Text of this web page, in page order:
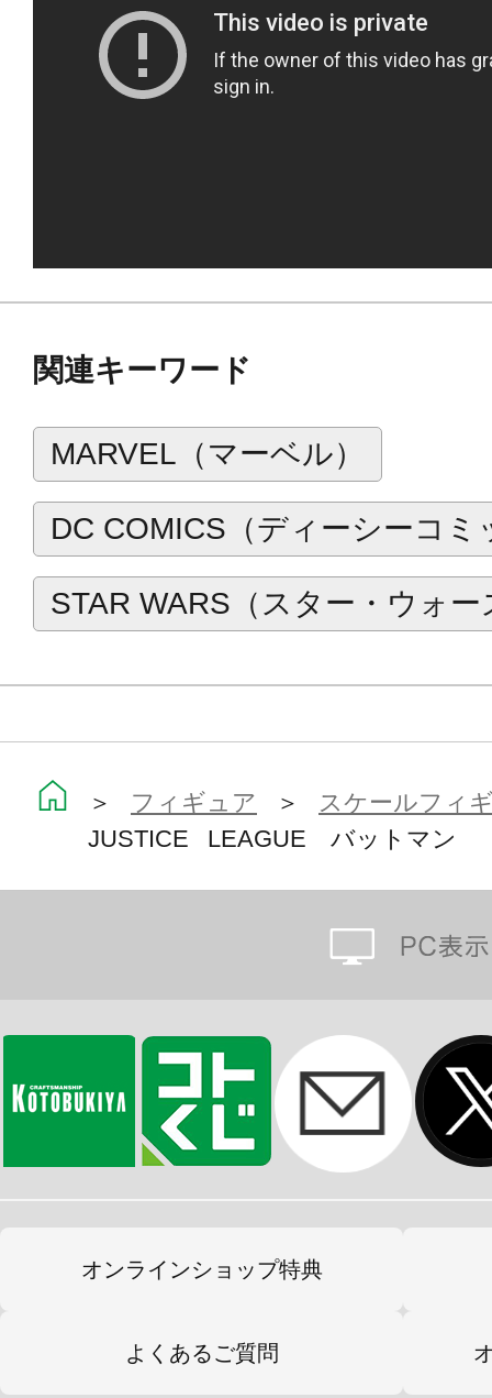
関連キーワード
MARVEL（マーベル）
DC COMICS（ディーシーコミ
STAR WARS（スター・ウォー
＞ フィギュア ＞
スケールフィ
JUSTICE LEAGUE バットマン
オンラインショップ特典
よくあるご質問